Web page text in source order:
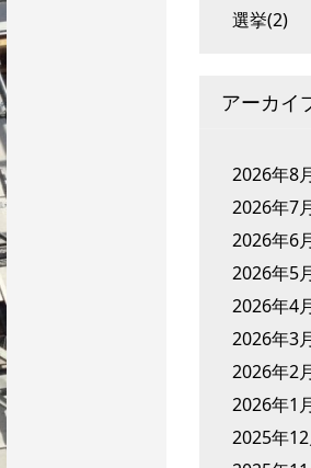
選挙(2)
アーカイ
2026年8
2026年7
2026年6
2026年5
2026年4
2026年3
2026年2
2026年1
2025年12